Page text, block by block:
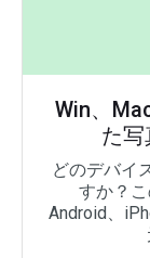
Win、
た
どのデバイ
すか？
Android、